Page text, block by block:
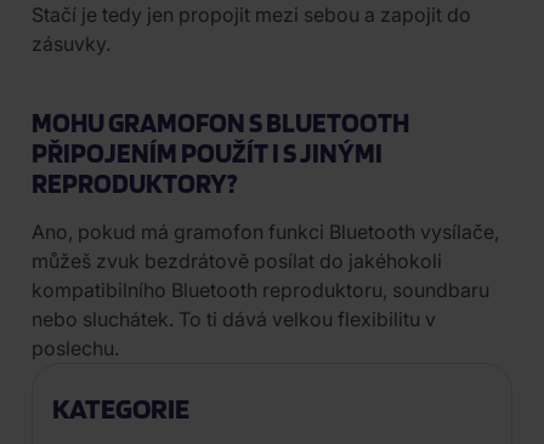
Stačí je tedy jen propojit mezi sebou a zapojit do
zásuvky.
MOHU GRAMOFON S BLUETOOTH
PŘIPOJENÍM POUŽÍT I S JINÝMI
REPRODUKTORY?
Ano, pokud má gramofon funkci Bluetooth vysílače,
můžeš zvuk bezdrátově posílat do jakéhokoli
kompatibilního Bluetooth reproduktoru, soundbaru
nebo sluchátek. To ti dává velkou flexibilitu v
poslechu.
KATEGORIE